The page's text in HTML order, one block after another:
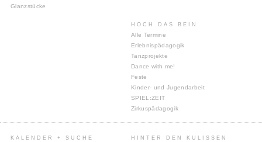
Glanzstücke
HOCH DAS BEIN
Alle Termine
Erlebnispädagogik
Tanzprojekte
Dance with me!
Feste
Kinder- und Jugendarbeit
SPIEL:ZEIT
Zirkuspädagogik
KALENDER + SUCHE HINTER DEN KULISSEN